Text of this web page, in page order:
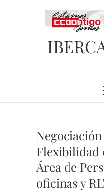
Flexibilidad
Área de
oficinas y